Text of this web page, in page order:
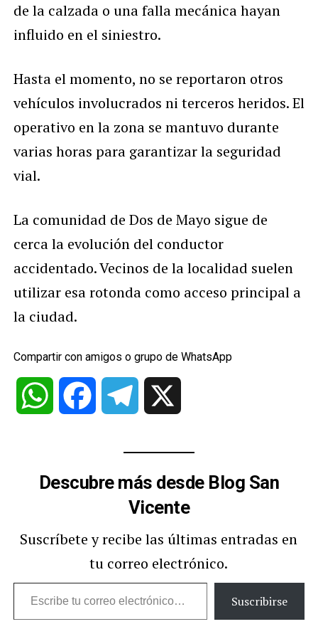
de la calzada o una falla mecánica hayan
influido en el siniestro.
Hasta el momento, no se reportaron otros
vehículos involucrados ni terceros heridos. El
operativo en la zona se mantuvo durante
varias horas para garantizar la seguridad
vial.
La comunidad de Dos de Mayo sigue de
cerca la evolución del conductor
accidentado. Vecinos de la localidad suelen
utilizar esa rotonda como acceso principal a
la ciudad.
Compartir con amigos o grupo de WhatsApp
WhatsApp Facebook Telegram
Descubre más desde Blog San
Vicente
Suscríbete y recibe las últimas entradas en
tu correo electrónico.
Escribe
tu
Suscribirse